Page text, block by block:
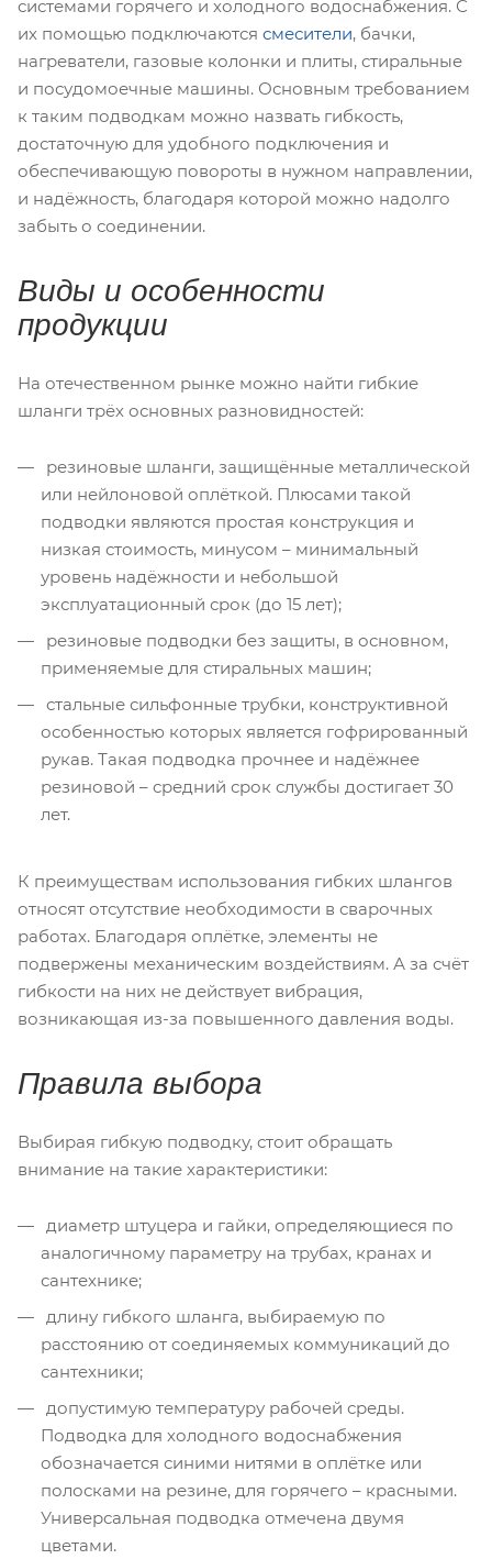
системами горячего и холодного водоснабжения. С
их помощью подключаются смесители, бачки,
нагреватели, газовые колонки и плиты, стиральные
и посудомоечные машины. Основным требованием
к таким подводкам можно назвать гибкость,
достаточную для удобного подключения и
обеспечивающую повороты в нужном направлении,
и надёжность, благодаря которой можно надолго
забыть о соединении.
Виды и особенности
продукции
На отечественном рынке можно найти гибкие
шланги трёх основных разновидностей:
резиновые шланги, защищённые металлической
или нейлоновой оплёткой. Плюсами такой
подводки являются простая конструкция и
низкая стоимость, минусом – минимальный
уровень надёжности и небольшой
эксплуатационный срок (до 15 лет);
резиновые подводки без защиты, в основном,
применяемые для стиральных машин;
стальные сильфонные трубки, конструктивной
особенностью которых является гофрированный
рукав. Такая подводка прочнее и надёжнее
резиновой – средний срок службы достигает 30
лет.
К преимуществам использования гибких шлангов
относят отсутствие необходимости в сварочных
работах. Благодаря оплётке, элементы не
подвержены механическим воздействиям. А за счёт
гибкости на них не действует вибрация,
возникающая из-за повышенного давления воды.
Правила выбора
Выбирая гибкую подводку, стоит обращать
внимание на такие характеристики:
диаметр штуцера и гайки, определяющиеся по
аналогичному параметру на трубах, кранах и
сантехнике;
длину гибкого шланга, выбираемую по
расстоянию от соединяемых коммуникаций до
сантехники;
допустимую температуру рабочей среды.
Подводка для холодного водоснабжения
обозначается синими нитями в оплётке или
полосками на резине, для горячего – красными.
Универсальная подводка отмечена двумя
цветами.